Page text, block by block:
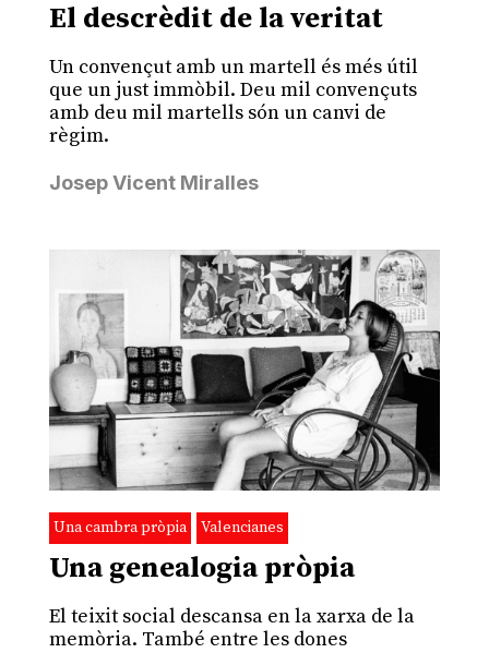
El descrèdit de la veritat
Un convençut amb un martell és més útil
que un just immòbil. Deu mil convençuts
amb deu mil martells són un canvi de
règim.
Josep Vicent Miralles
Una cambra pròpia Valencianes
Una genealogia pròpia
El teixit social descansa en la xarxa de la
memòria. També entre les dones